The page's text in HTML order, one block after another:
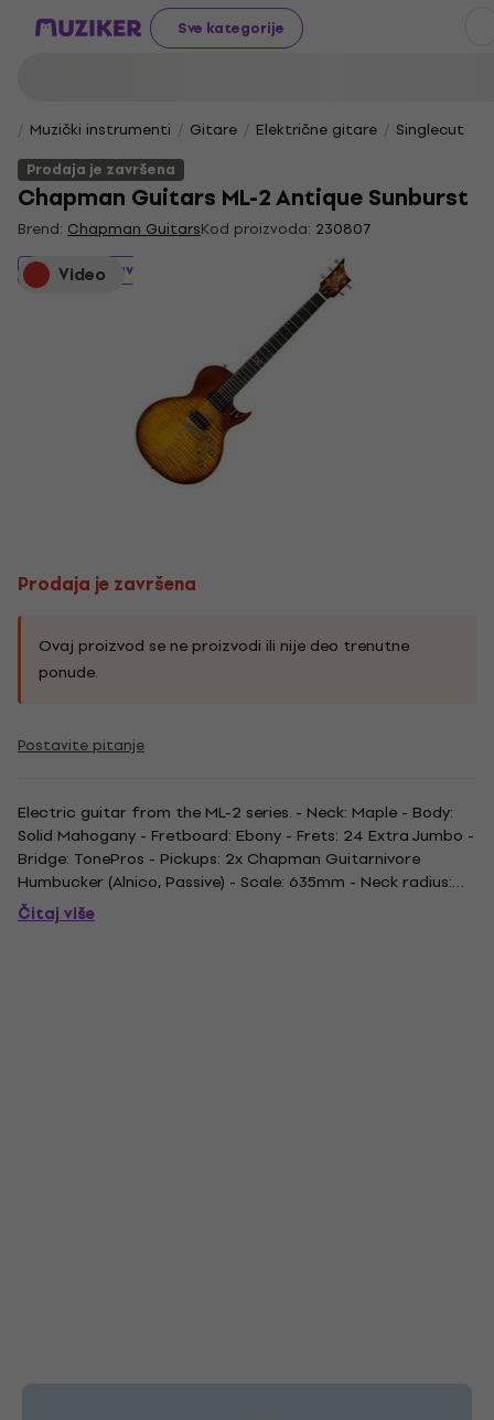
Sve kategorije
Muzički instrumenti Gitare Električne gitare
Singlecut
Prodaja je završena
Chapman Guitars ML-2 Antique Sunburst
Brend: Chapman GuitarsKod proizvoda: 230807
Video
Prodaja je završena
Prodaja je završena
Ovaj proizvod se ne proizvodi ili nije deo trenutne
ponude.
Postavite pitanje
Electric guitar from the ML-2 series. - Neck: Maple - Body:
Solid Mahogany - Fretboard: Ebony - Frets: 24 Extra Jumbo -
Bridge: TonePros - Pickups: 2x Chapman Guitarnivore
Humbucker (Alnico, Passive) - Scale: 635mm - Neck radius:
350mm - Width at nut: 43mm Included: Gig bag and tools -
Finish: Antique Sunburst.
Čitaj više